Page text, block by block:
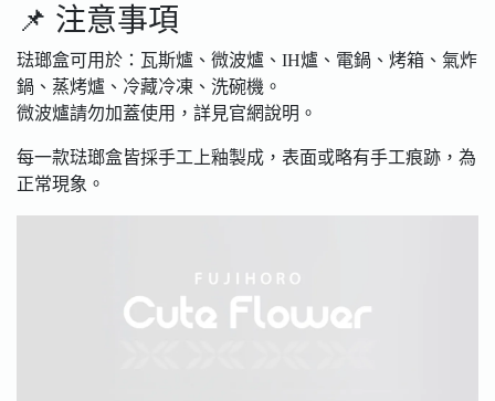
📌 注意事項
琺瑯盒可用於：瓦斯爐、微波爐、IH爐、電鍋、烤箱、氣炸
鍋、蒸烤爐、冷藏冷凍、洗碗機。
微波爐請勿加蓋使用，詳見官網說明。
每一款琺瑯盒皆採手工上釉製成，表面或略有手工痕跡，為
正常現象。